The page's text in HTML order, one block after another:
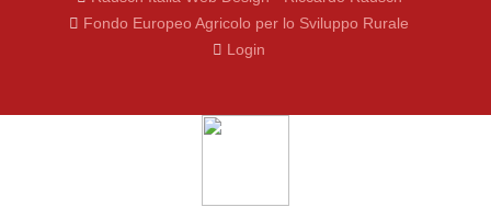
Fondo Europeo Agricolo per lo Sviluppo Rurale
Login